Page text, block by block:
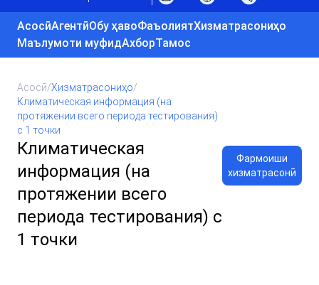
АсосӣАгентӣОбу ҳавоФаъолиятХизматрасониҳо
Маълумоти муфидАхборТамос
Асосӣ/Хизматрасониҳо/
Климатическая информация (на
протяжении всего периода тестирования)
с 1 точки
Климатическая
информация (на
протяжении всего
периода тестирования) с
1 точки
Фармоиши
хизматрасонӣ